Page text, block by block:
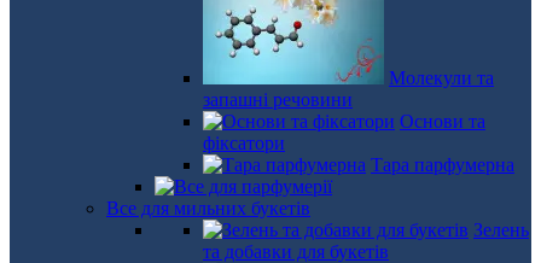
Молекули та
запашні речовини
Основи та
фіксатори
Тара парфумерна
Все для мильних букетів
Зелень
та добавки для букетів